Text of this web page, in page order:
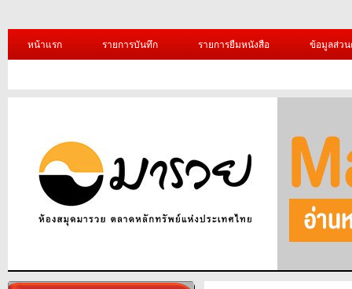
หน้าแรก รายการบันทึก รายการยืมหนังสือ ข้อมูลส่ว